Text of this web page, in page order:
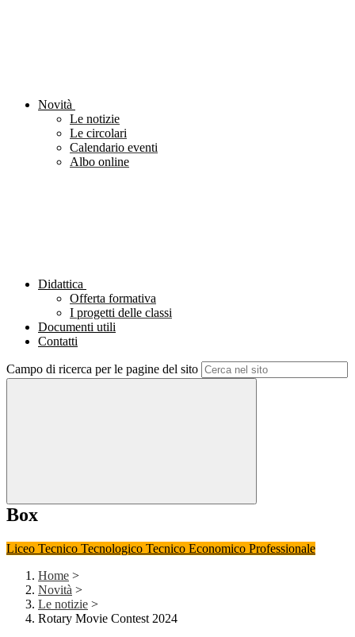
Novità
Le notizie
Le circolari
Calendario eventi
Albo online
Didattica
Offerta formativa
I progetti delle classi
Documenti utili
Contatti
Campo di ricerca per le pagine del sito
Box
Liceo Tecnico Tecnologico Tecnico Economico Professionale
Home >
Novità >
Le notizie >
Rotary Movie Contest 2024